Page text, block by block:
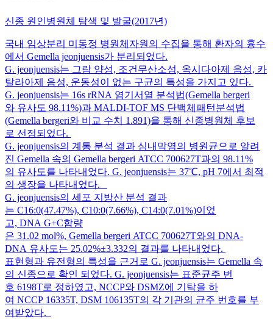
신종 원인병원체 탐색 및 발굴(2017년)
국내 임상분리 미동정 병원체자원의 수집을 통해 환자의 흉수
에서 Gemella jeonjuensis가 분리되었다.
G. jeonjuensis는 그람 양성, 조건무산소성, 옥시다아제 음성, 카
탈라아제 음성, 운동성이 없는 구균의 특성을 가지고 있다.
G. jeonjuensis는 16s rRNA 염기서열 분석법(Gemella bergeri
와 유사도 98.11%)과 MALDI-TOF MS 단백체패턴분석법
(Gemella bergeri와 비교 수치 1.891)을 통해 신종병원체 후보
로 선정되었다.
G. jeonjuensis의 계통 분석 결과 심내막염의 병원균으로 알려
진 Gemella 속의 Gemella bergeri ATCC 700627T과의 98.11%
의 유사도를 나타내었다. G. jeonjuensis는 37℃, pH 7에서 최적
의 생장을 나타내었다.
G. jeonjuensis의 세포 지방산 분석 결과
는 C16:0(47.47%), C10:0(7.66%), C14:0(7.01%)이었
고, DNA G+C함량
은 31.02 mol%, Gemella bergeri ATCC 700627T와의 DNA-
DNA 유사도는 25.02%±3.332의 결과를 나타내었다.
표현형과 유전형의 특성을 근거로 G. jeonjuensis는 Gemella 속
의 신종으로 확인 되었다. G. jeonjuensis는 표준균주 번
호 6198T로 정하였고, NCCP와 DSMZ에 기탁을 하
여 NCCP 16335T, DSM 106135T의 각 기관의 균주 번호를 부
여받았다.